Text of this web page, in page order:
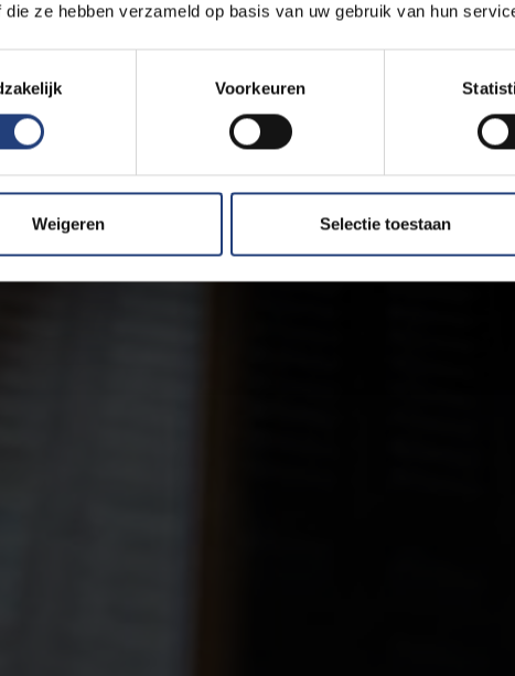
die ze hebben verzameld op basis van uw gebruik van hun
Voorkeuren
Weigeren Selectie toestaan